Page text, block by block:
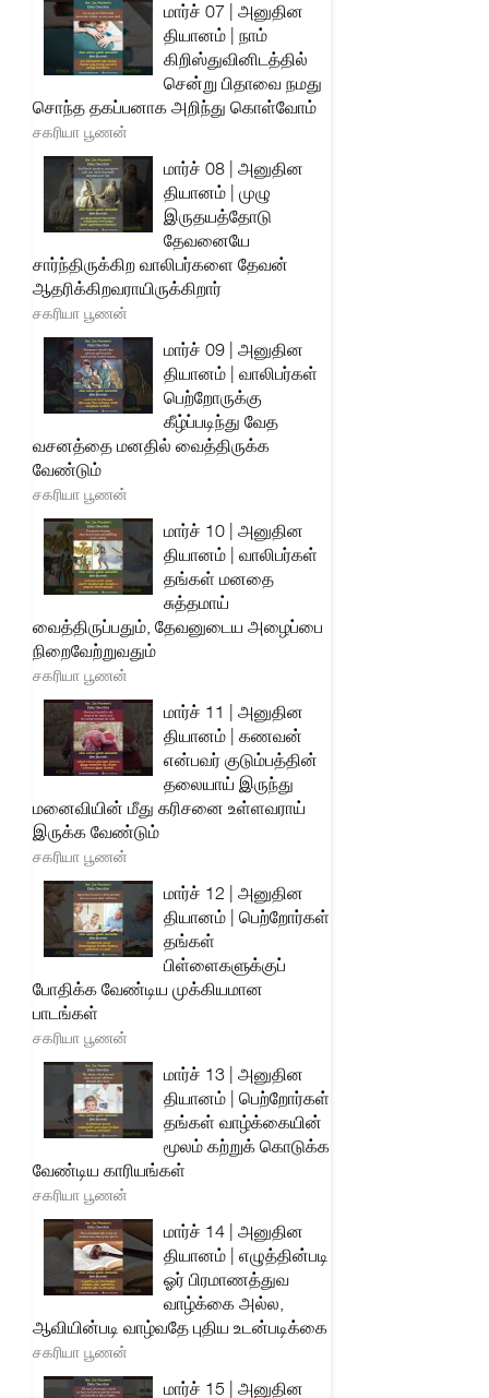
மார்ச் 07 | அனுதின
தியானம் | நாம்
கிறிஸ்துவினிடத்தில்
சென்று பிதாவை நமது
சொந்த தகப்பனாக அறிந்து கொள்வோம்
சகரியா பூணன்
மார்ச் 08 | அனுதின
தியானம் | முழு
இருதயத்தோடு
தேவனையே
சார்ந்திருக்கிற வாலிபர்களை தேவன்
ஆதரிக்கிறவராயிருக்கிறார்
சகரியா பூணன்
மார்ச் 09 | அனுதின
தியானம் | வாலிபர்கள்
பெற்றோருக்கு
கீழ்ப்படிந்து வேத
வசனத்தை மனதில் வைத்திருக்க
வேண்டும்
சகரியா பூணன்
மார்ச் 10 | அனுதின
தியானம் | வாலிபர்கள்
தங்கள் மனதை
சுத்தமாய்
வைத்திருப்பதும், தேவனுடைய அழைப்பை
நிறைவேற்றுவதும்
சகரியா பூணன்
மார்ச் 11 | அனுதின
தியானம் | கணவன்
என்பவர் குடும்பத்தின்
தலையாய் இருந்து
மனைவியின் மீது கரிசனை உள்ளவராய்
இருக்க வேண்டும்
சகரியா பூணன்
மார்ச் 12 | அனுதின
தியானம் | பெற்றோர்கள்
தங்கள்
பிள்ளைகளுக்குப்
போதிக்க வேண்டிய முக்கியமான
பாடங்கள்
சகரியா பூணன்
மார்ச் 13 | அனுதின
தியானம் | பெற்றோர்கள்
தங்கள் வாழ்க்கையின்
மூலம் கற்றுக் கொடுக்க
வேண்டிய காரியங்கள்
சகரியா பூணன்
மார்ச் 14 | அனுதின
தியானம் | எழுத்தின்படி
ஓர் பிரமாணத்துவ
வாழ்க்கை அல்ல,
ஆவியின்படி வாழ்வதே புதிய உடன்படிக்கை
சகரியா பூணன்
மார்ச் 15 | அனுதின